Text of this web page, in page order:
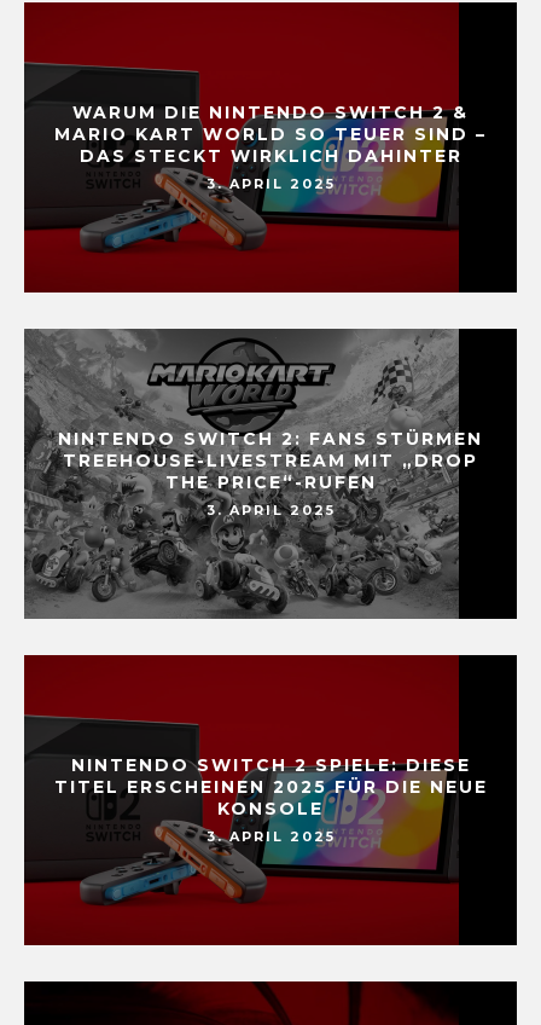
WARUM DIE NINTENDO SWITCH 2 &
MARIO KART WORLD SO TEUER SIND –
DAS STECKT WIRKLICH DAHINTER
3. APRIL 2025
NINTENDO SWITCH 2: FANS STÜRMEN
TREEHOUSE-LIVESTREAM MIT „DROP
THE PRICE“-RUFEN
3. APRIL 2025
NINTENDO SWITCH 2 SPIELE: DIESE
TITEL ERSCHEINEN 2025 FÜR DIE NEUE
KONSOLE
3. APRIL 2025